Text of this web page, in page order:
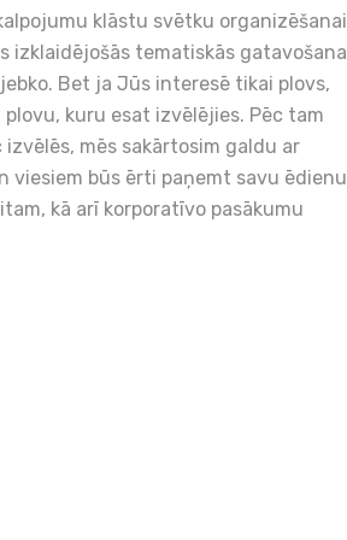
klāstu svētku organizēšanai
izklaidējošās tematiskās
Bet ja Jūs interesē tikai plovs,
kuru esat izvēlējies. Pēc tam
mēs sakārtosim galdu ar
būs ērti paņemt savu
kā arī korporatīvo pasākumu